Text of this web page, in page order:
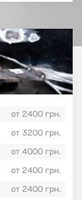
от 2400 грн.
от 3200 грн.
от 4000 грн.
от 2400 грн.
от 2400 грн.